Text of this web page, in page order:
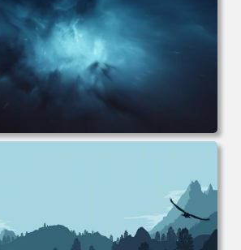
变换 科幻 未来 电脑桌面 高清壁纸 壁纸